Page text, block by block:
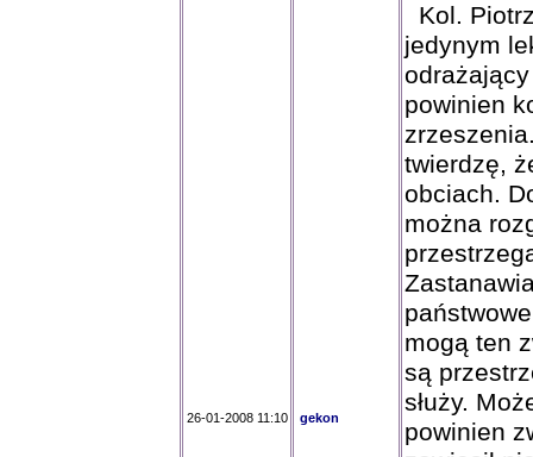
26-01-2008 11:10 gekon
Kol.
jedynym
powinien
twierdzę,
obciach.
można
mogą ten
są
służy.
powinien